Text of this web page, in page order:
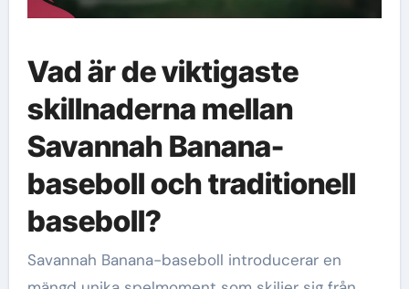
Vad är de viktigaste
skillnaderna mellan
Savannah Banana-
baseboll och traditionell
baseboll?
Savannah Banana-baseboll introducerar en